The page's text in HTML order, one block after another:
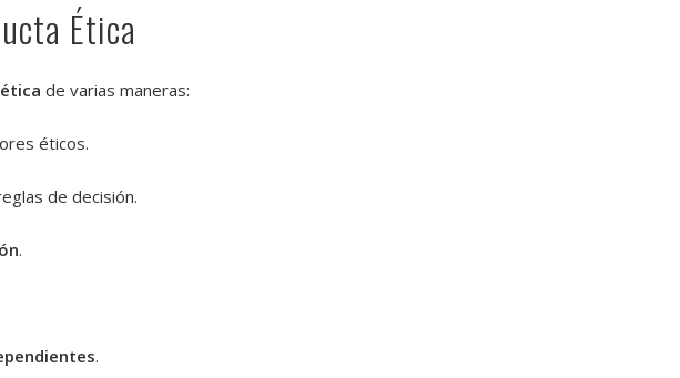
Ética
ética de varias maneras:
éticos.
de decisión.
.
.